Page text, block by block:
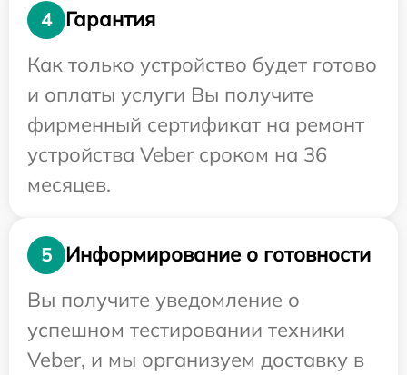
4
Гарантия
Как только устройство будет готово
и оплаты услуги Вы получите
фирменный сертификат на ремонт
устройства Veber сроком на 36
месяцев.
5
Информирование о готовности
Вы получите уведомление о
успешном тестировании техники
Veber, и мы организуем доставку в